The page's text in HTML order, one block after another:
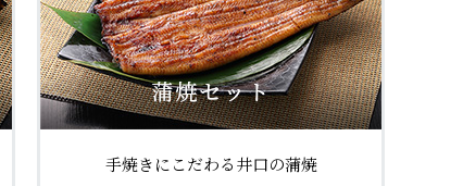
手焼きにこだわる井口の蒲焼